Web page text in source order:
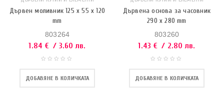
Дървен моливник 125 x 55 x 120
mm
803264
1.84 € / 3.60 лв.
ДОБАВЯНЕ В КОЛИЧКАТА
Дървена основа за часовник
290 x 280 mm
803260
1.43 € / 2.80 лв.
ДОБАВЯНЕ В КОЛИЧКАТА